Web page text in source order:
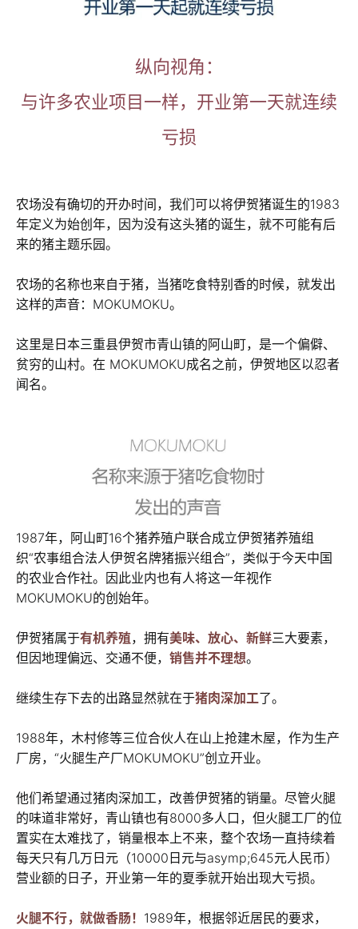
纵向视角：
与许多农业项目一样，开业第一天就连续
亏损
农场没有确切的开办时间，我们可以将伊贺猪诞生的1983
年定义为始创年，因为没有这头猪的诞生，就不可能有后
来的猪主题乐园。
农场的名称也来自于猪，当猪吃食特别香的时候，就发出
这样的声音：MOKUMOKU。
这里是日本三重县伊贺市青山镇的阿山町，是一个偏僻、
贫穷的山村。在 MOKUMOKU成名之前，伊贺地区以忍者
闻名。
1987年，阿山町16个猪养殖户联合成立伊贺猪养殖组
织“农事组合法人伊贺名牌猪振兴组合”，类似于今天中国
的农业合作社。因此业内也有人将这一年视作
MOKUMOKU的创始年。
伊贺猪属于有机养殖，拥有美味、放心、新鲜三大要素，
但因地理偏远、交通不便， 销售并不理想。
继续生存下去的出路显然就在于猪肉深加工了。
1988年，木村修等三位合伙人在山上抢建木屋，作为生产
厂房，“火腿生产厂MOKUMOKU”创立开业。
他们希望通过猪肉深加工，改善伊贺猪的销量。尽管火腿
的味道非常好，青山镇也有8000多人口，但火腿工厂的位
置实在太难找了，销量根本上不来，整个农场一直持续着
每天只有几万日元（10000日元与asymp;645元人民币）
营业额的日子，开业第一年的夏季就开始出现大亏损。
火腿不行，就做香肠！ 1989年，根据邻近居民的要求，